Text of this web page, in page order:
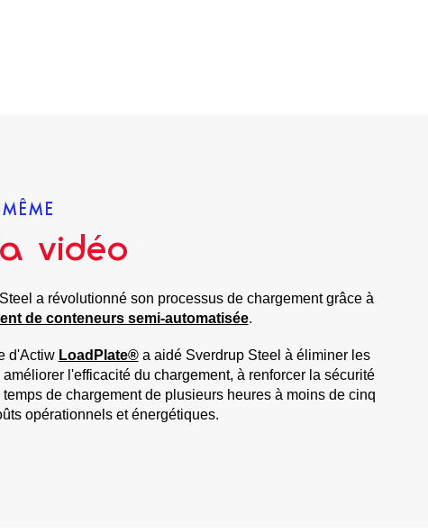
vidéo
a révolutionné son processus de chargement grâce à
de conteneurs semi-automatisée.
d'Actiw LoadPlate®a aidé Sverdrup Steel à éliminer les
l'efficacité du chargement, à renforcer la sécurité
de chargement de plusieurs heures à moins de cinq
opérationnels et énergétiques.